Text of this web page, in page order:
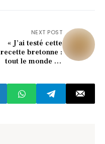
NEXT POST
« J’ai testé cette
recette bretonne :
tout le monde en